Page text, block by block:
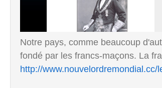
Notre pays, comme beaucoup
fondé par les francs-maçons. La
http://www.nouvelordremondial.cc/